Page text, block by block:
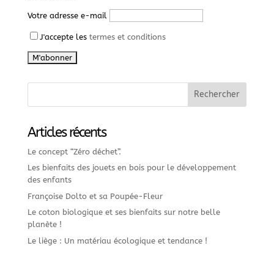
Votre adresse e-mail
J'accepte les termes et conditions
Articles récents
Le concept “Zéro déchet”.
Les bienfaits des jouets en bois pour le développement
des enfants
Françoise Dolto et sa Poupée-Fleur
Le coton biologique et ses bienfaits sur notre belle
planète !
Le liège : Un matériau écologique et tendance !